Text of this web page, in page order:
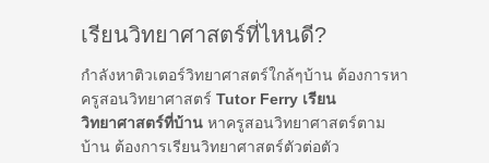
เรียนวิทยาศาสตร์ที่ไหนดี?
กำลังหาติวเตอร์วิทยาศาสตร์ใกล้ๆบ้าน ต้องการหา
ครูสอนวิทยาศาสตร์ Tutor Ferry เรียน
วิทยาศาสตร์ที่บ้าน หาครูสอนวิทยาศาสตร์ตาม
บ้าน ต้องการเรียนวิทยาศาสตร์ตัวต่อตัว